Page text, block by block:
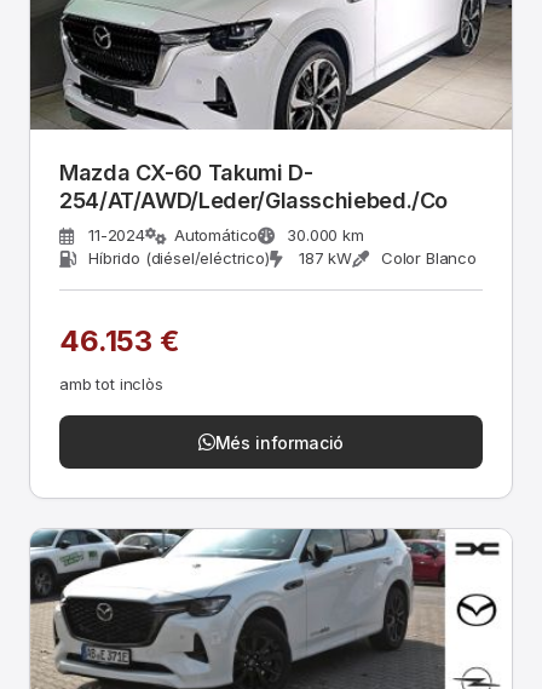
Mazda CX-60 Takumi D-
254/AT/AWD/Leder/Glasschiebed./Co
11-2024 Automático
30.000 km
Híbrido (diésel/eléctrico)
187 kW Color Blanco
46.153 €
amb tot inclòs
Més informació